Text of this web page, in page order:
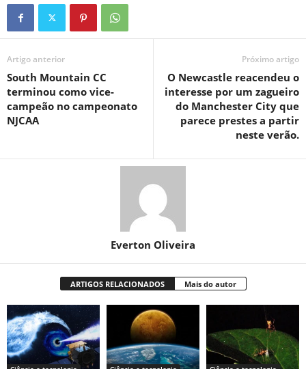
Artigo anterior
South Mountain CC
terminou como vice-
campeão no campeonato
NJCAA
Próximo artigo
O Newcastle reacendeu o
interesse por um zagueiro
do Manchester City que
parece prestes a partir
neste verão.
Everton Oliveira
ARTIGOS RELACIONADOS Mais do autor